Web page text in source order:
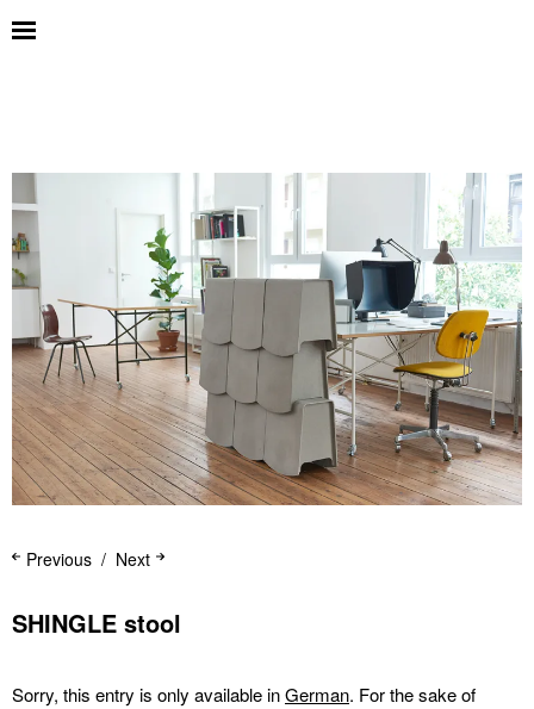
Next
Previous
SHINGLE stool
Sorry, this entry is only available inGerman. For the sake of